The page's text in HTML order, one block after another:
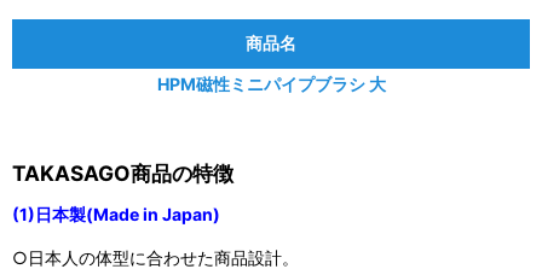
商品名
HPM磁性ミニパイプブラシ 大
TAKASAGO商品の特徴
(1)日本製(Made in Japan)
○日本人の体型に合わせた商品設計。